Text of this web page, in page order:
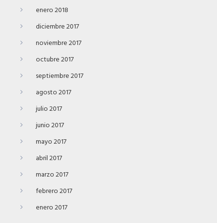
enero 2018
diciembre 2017
noviembre 2017
octubre 2017
septiembre 2017
agosto 2017
julio 2017
junio 2017
mayo 2017
abril 2017
marzo 2017
febrero 2017
enero 2017